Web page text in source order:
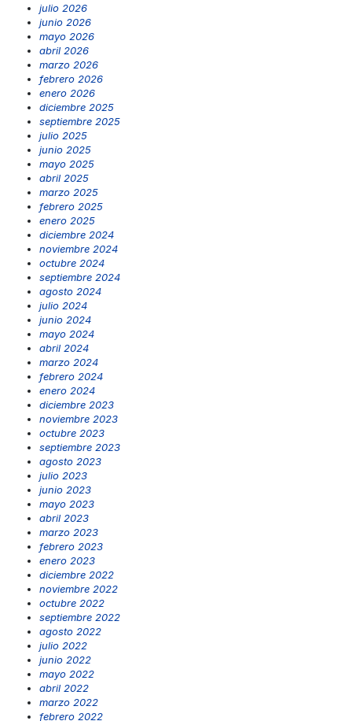
julio 2026
junio 2026
mayo 2026
abril 2026
marzo 2026
febrero 2026
enero 2026
diciembre 2025
septiembre 2025
julio 2025
junio 2025
mayo 2025
abril 2025
marzo 2025
febrero 2025
enero 2025
diciembre 2024
noviembre 2024
octubre 2024
septiembre 2024
agosto 2024
julio 2024
junio 2024
mayo 2024
abril 2024
marzo 2024
febrero 2024
enero 2024
diciembre 2023
noviembre 2023
octubre 2023
septiembre 2023
agosto 2023
julio 2023
junio 2023
mayo 2023
abril 2023
marzo 2023
febrero 2023
enero 2023
diciembre 2022
noviembre 2022
octubre 2022
septiembre 2022
agosto 2022
julio 2022
junio 2022
mayo 2022
abril 2022
marzo 2022
febrero 2022